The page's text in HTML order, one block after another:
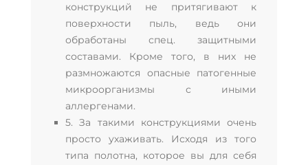
конструкций не притягивают к
поверхности пыль, ведь они
обработаны спец. защитными
составами. Кроме того, в них не
размножаются опасные патогенные
микроорганизмы с иными
аллергенами.
5. За такими конструкциями очень
просто ухаживать. Исходя из того
типа полотна, которое вы для себя